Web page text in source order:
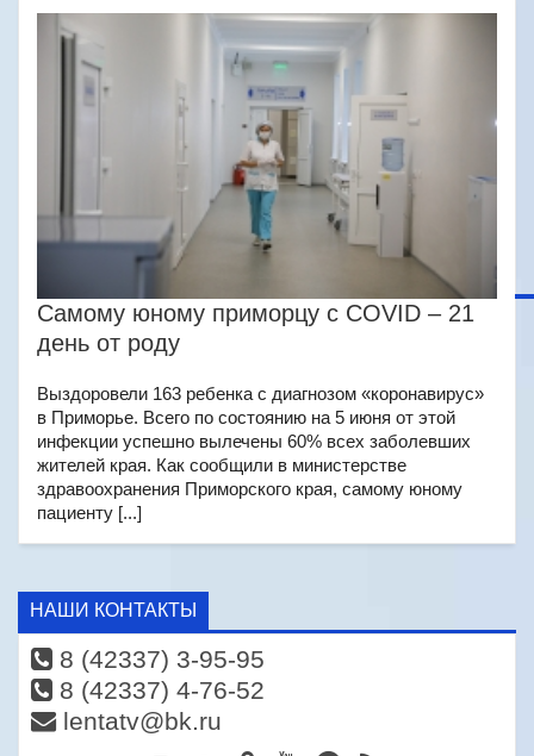
Самому юному приморцу с COVID – 21
день от роду
Выздоровели 163 ребенка с диагнозом «коронавирус»
в Приморье. Всего по состоянию на 5 июня от этой
инфекции успешно вылечены 60% всех заболевших
жителей края. Как сообщили в министерстве
здравоохранения Приморского края, самому юному
пациенту [...]
НАШИ КОНТАКТЫ
8 (42337) 3-95-95
8 (42337) 4-76-52
lentatv@bk.ru